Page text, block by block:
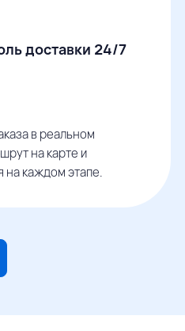
доставки 24/7
в реальном
на карте и
на каждом этапе.